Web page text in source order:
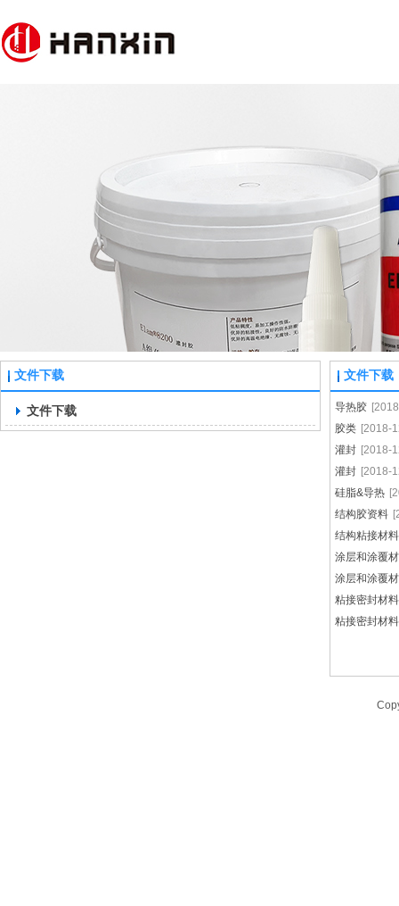
文件下载
文件下载
文件下载
导热胶
胶类 [2018-
灌封 [2018-
灌封 [2018-
硅脂&导热
结构胶资料
结构粘接材料
涂层和涂覆
涂层和涂覆
粘接密封材料
粘接密封材料